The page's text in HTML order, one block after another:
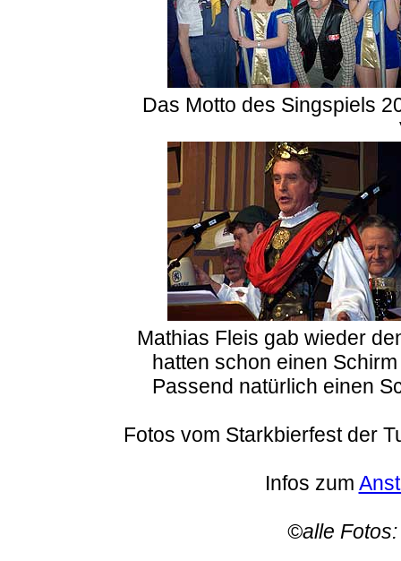
Das Motto des Singspiels
Mathias Fleis gab wieder
hatten schon einen
Passend natürlich einen
Fotos vom Starkbierfest der
Infos zum
©alle